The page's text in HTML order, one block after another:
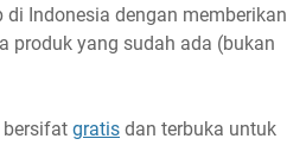
Indonesia dengan memberikan
produk yang sudah ada (bukan
bersifat gratis dan terbuka untuk